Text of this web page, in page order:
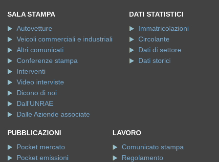
SALA STAMPA
Autovetture
Veicoli commerciali e industriali
Altri comunicati
Conferenze stampa
Interventi
Video interviste
Dicono di noi
Dall'UNRAE
Dalle Aziende associate
DATI STATISTICI
Immatricolazioni
Circolante
Dati di settore
Dati storici
PUBBLICAZIONI
Pocket mercato
Pocket emissioni
LAVORO
Comunicato stampa
Regolamento